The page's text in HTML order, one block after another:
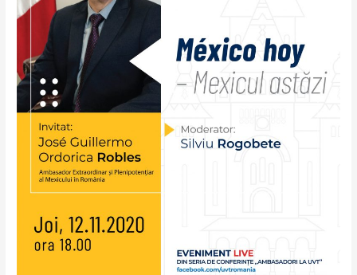
Ad
a
propune
un
Pact
Național
pentru